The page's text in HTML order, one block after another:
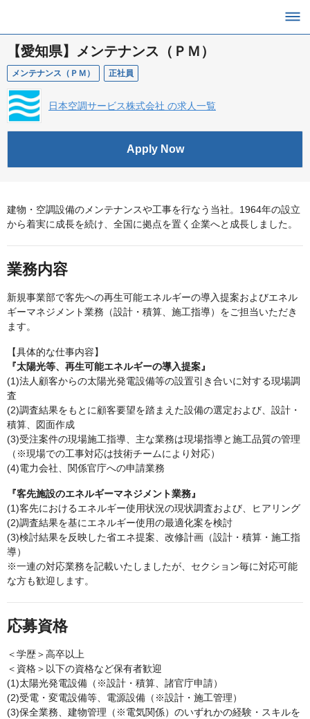
【愛知県】メンテナンス（ＰＭ）
メンテナンス（ＰＭ） 正社員
日本空調サービス株式会社 の求人一覧
Apply Now
建物・空調設備のメンテナンスや工事を行なう当社。1964年の設立
から着実に成長を続け、全国に拠点を置く企業へと成長しました。
業務内容
新規事業部で客先への再生可能エネルギーの導入提案およびエネル
ギーマネジメント業務（設計・積算、施工指導）をご担当いただき
ます。
【具体的な仕事内容】
『太陽光等、再生可能エネルギーの導入提案』
(1)法人顧客からの太陽光発電設備等の設置引き合いに対する現場調
査
(2)調査結果をもとに顧客要望を踏まえた設備の選定および、設計・
積算、図面作成
(3)受注案件の現場施工指導、主な業務は現場指導と施工品質の管理
（※現場での工事対応は技術チームにより対応）
(4)電力会社、関係官庁への申請業務
『客先施設のエネルギーマネジメント業務』
(1)客先におけるエネルギー使用状況の現状調査および、ヒアリング
(2)調査結果を基にエネルギー使用の最適化案を検討
(3)検討結果を反映した省エネ提案、改修計画（設計・積算・施工指
導）
※一連の対応業務を記載いたしましたが、セクション毎に対応可能
な方も歓迎します。
応募資格
＜学歴＞高卒以上
＜資格＞以下の資格など保有者歓迎
(1)太陽光発電設備（※設計・積算、諸官庁申請）
(2)受電・変電設備等、電源設備（※設計・施工管理）
(3)保全業務、建物管理（※電気関係）のいずれかの経験・スキルを